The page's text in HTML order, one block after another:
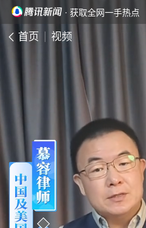
· 获取全网一手热点
首页 视频